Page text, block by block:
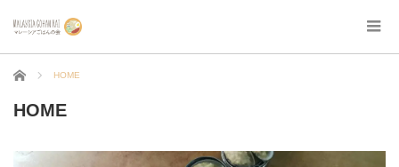
ホーム HOME
HOME